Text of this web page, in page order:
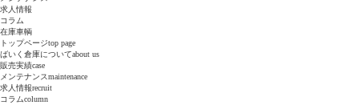
求人情報
コラム
在庫車輌
トップページtop page
ばいく倉庫についてabout us
販売実績case
メンテナンスmaintenance
求人情報recruit
コラムcolumn